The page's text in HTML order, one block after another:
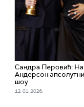
Сандра Перовић: На
Андерсон
шоу
12. 01. 2026.